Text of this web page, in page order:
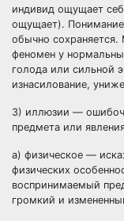
индивид ощущает
ощущает). Понимание
обычно сохраняется.
феномен у
голода или сильной
изнасилование,
3) иллюзии —
предмета или
а) физическое —
физических
воспринимаемый
громкий и